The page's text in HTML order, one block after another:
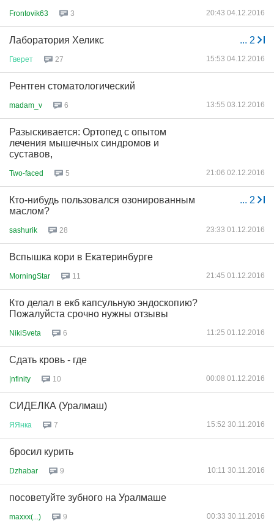
Frontovik63 3 20:43 04.12.2016
... 2
Лаборатория Хеликс
Гверет 27 15:53 04.12.2016
Рентген стоматологический
madam_v 6 13:55 03.12.2016
Разыскивается: Ортопед с опытом
лечения мышечных синдромов и
суставов,
Two-faced 5 21:06 02.12.2016
... 2
Кто-нибудь пользовался озонированным
маслом?
sashurik 28 23:33 01.12.2016
Вспышка кори в Екатеринбурге
MorningStar 11 21:45 01.12.2016
Кто делал в екб капсульную эндоскопию?
Пожалуйста срочно нужны отзывы
NikiSveta 6 11:25 01.12.2016
Сдать кровь - где
|nfinity 10 00:08 01.12.2016
СИДЕЛКА (Уралмаш)
ЯЯнка 7 15:52 30.11.2016
бросил курить
Dzhabar 9 10:11 30.11.2016
посоветуйте зубного на Уралмаше
maxxx(...) 9 00:33 30.11.2016